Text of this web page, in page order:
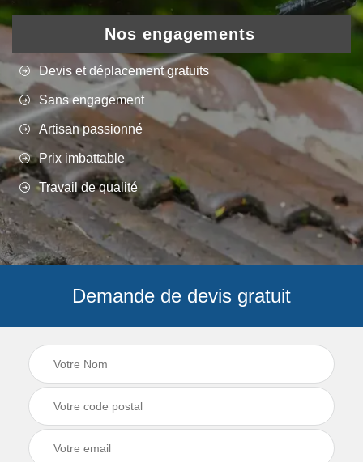
Nos engagements
Devis et déplacement gratuits
Sans engagement
Artisan passionné
Prix imbattable
Travail de qualité
Demande de devis gratuit